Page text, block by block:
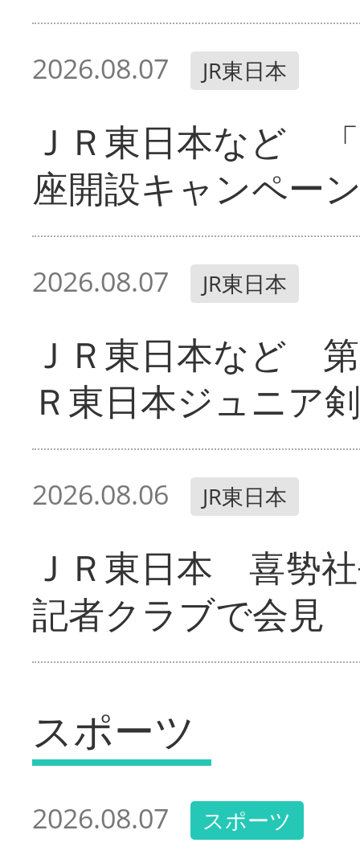
2026.08.07 JR東日本
ＪＲ東日本など
座開設キャンペー
2026.08.07 JR東日本
ＪＲ東日本など
Ｒ東日本ジュニア
2026.08.06 JR東日本
ＪＲ東日本 喜㔟
記者クラブで会見
スポーツ
2026.08.07 スポーツ